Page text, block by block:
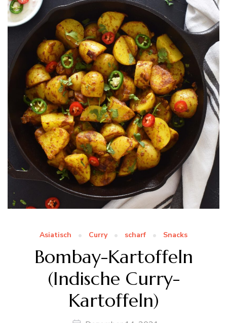
Asiatisch Curry scharf Snacks
Bombay-Kartoffeln
(Indische Curry-
Kartoffeln)